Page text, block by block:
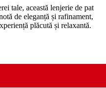
tale, această lenjerie de pat
de eleganță și rafinament,
plăcută și relaxantă.